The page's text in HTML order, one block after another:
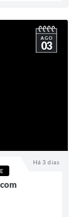
Há 3 dias
AGO
03